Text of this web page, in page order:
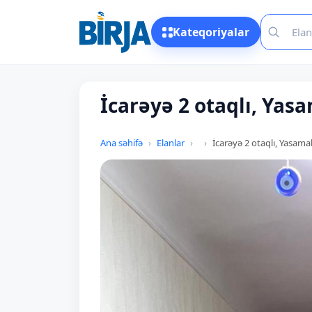
Kateqoriyalar
İcarəyə 2 otaqlı,
Ana səhifə Elanlar İcarəyə 2 otaqlı, Yasamal